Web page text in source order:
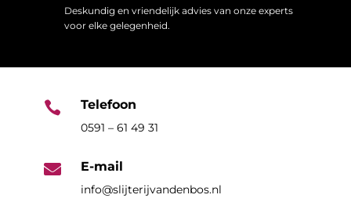
Deskundig en vriendelijk advies van onze experts
voor elke gelegenheid.
 Telefoon
0591 – 61 49 31
 E-mail
info@slijterijvandenbos.nl